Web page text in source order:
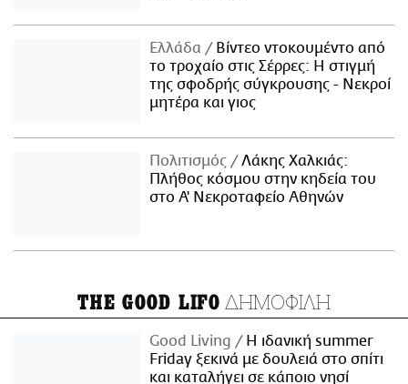
Ελλάδα
Βίντεο ντοκουμέντο από
το τροχαίο στις Σέρρες: Η στιγμή
της σφοδρής σύγκρουσης - Νεκροί
μητέρα και γιος
Πολιτισμός
Λάκης Χαλκιάς:
Πλήθος κόσμου στην κηδεία του
στο Α' Νεκροταφείο Αθηνών
THE GOOD LIFO ΔΗΜΟΦΙΛΗ
Good Living
Η ιδανική summer
Friday ξεκινά με δουλειά στο σπίτι
και καταλήγει σε κάποιο νησί